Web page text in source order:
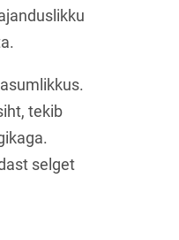
tekib
selget